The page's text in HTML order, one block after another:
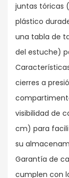
juntas tóricas
plástico
una tabla de
del estuche)
cierres a
visibilidad de
cm) para
su
Garantía de
cumplen con